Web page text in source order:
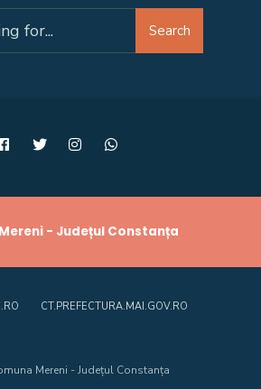
Search
- Județul Constanța
CT.PREFECTURA.MAI.GOV.RO
Mereni - Județul Constanța